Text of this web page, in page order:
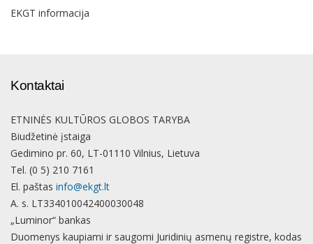
EKGT informacija
Kontaktai
ETNINĖS KULTŪROS GLOBOS TARYBA
Biudžetinė įstaiga
Gedimino pr. 60, LT-01110 Vilnius, Lietuva
Tel. (0 5) 210 7161
El. paštas info@ekgt.lt
A. s. LT334010042400030048
„Luminor“ bankas
Duomenys kaupiami ir saugomi Juridinių asmenų registre, kodas